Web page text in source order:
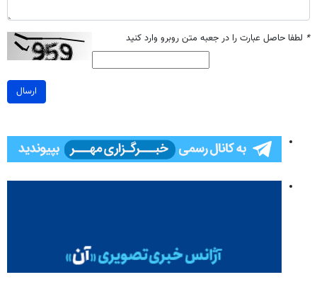
* لطفا حاصل عبارت را در جعبه متن روبرو وارد کنید
ارسال